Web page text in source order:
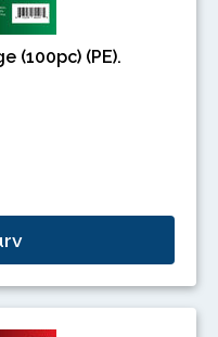
(100pc) (PE).